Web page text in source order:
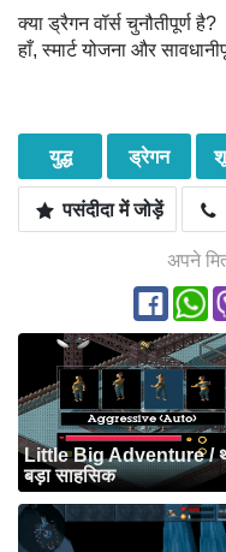
क्या ड्रैगन वॉर्स चुनौतीपूर्ण है?
हाँ, स्मार्ट योजना और
युद्ध ड्रेगन
पसंदीदा में जोड़ें
अपने
Little Big Adventure /
बड़ा साहसिक